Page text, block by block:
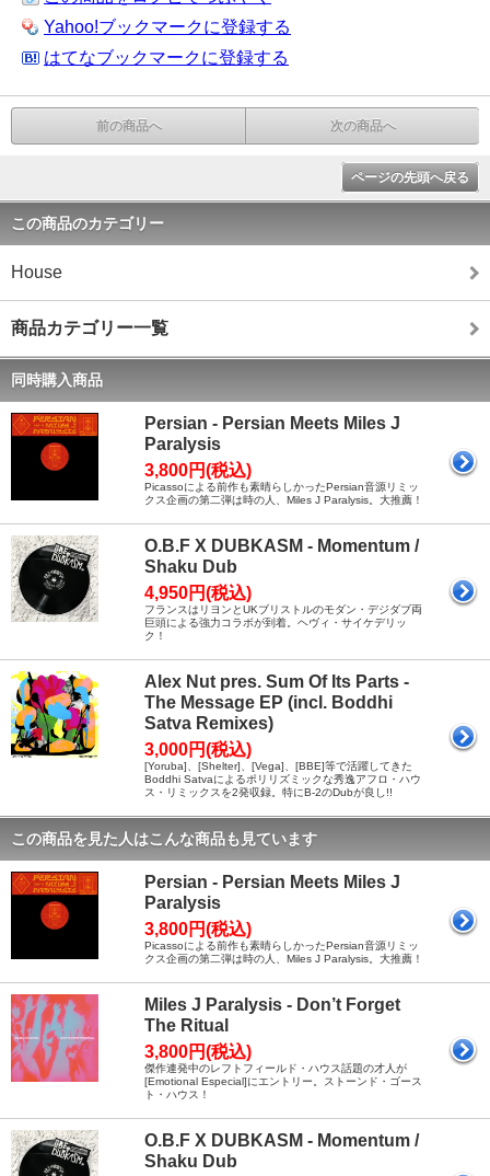
Yahoo!ブックマークに登録する
はてなブックマークに登録する
前の商品へ 次の商品へ
ページの先頭へ戻る
この商品のカテゴリー
House
商品カテゴリー一覧
同時購入商品
Persian - Persian Meets Miles J
Paralysis
3,800円(税込)
Picassoによる前作も素晴らしかったPersian音源リミッ
クス企画の第二弾は時の人、Miles J Paralysis。大推薦！
O.B.F X DUBKASM - Momentum /
Shaku Dub
4,950円(税込)
フランスはリヨンとUKブリストルのモダン・デジダブ両
巨頭による強力コラボが到着。ヘヴィ・サイケデリッ
ク！
Alex Nut pres. Sum Of Its Parts -
The Message EP (incl. Boddhi
Satva Remixes)
3,000円(税込)
[Yoruba]、[Shelter]、[Vega]、[BBE]等で活躍してきた
Boddhi Satvaによるポリリズミックな秀逸アフロ・ハウ
ス・リミックスを2発収録。特にB-2のDubが良し!!
この商品を見た人はこんな商品も見ています
Persian - Persian Meets Miles J
Paralysis
3,800円(税込)
Picassoによる前作も素晴らしかったPersian音源リミッ
クス企画の第二弾は時の人、Miles J Paralysis。大推薦！
Miles J Paralysis - Don’t Forget
The Ritual
3,800円(税込)
傑作連発中のレフトフィールド・ハウス話題の才人が
[Emotional Especial]にエントリー。ストーンド・ゴース
ト・ハウス！
O.B.F X DUBKASM - Momentum /
Shaku Dub